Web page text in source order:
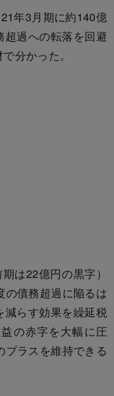
年3月期に約140億
超過への転落を回避
分かった。
は22億円の黒字）
の債務超過に陥るは
らす効果を繰延税
の赤字を大幅に圧
ラスを維持できる